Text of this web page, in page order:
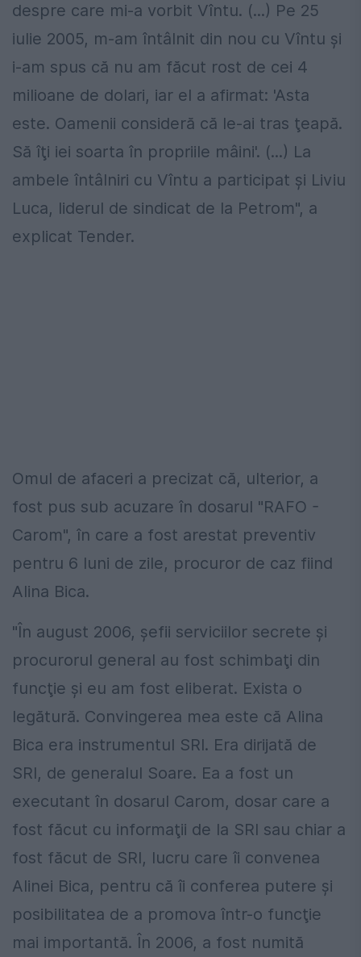
despre care mi-a vorbit Vîntu. (...) Pe 25
iulie 2005, m-am întâlnit din nou cu Vîntu şi
i-am spus că nu am făcut rost de cei 4
milioane de dolari, iar el a afirmat: 'Asta
este. Oamenii consideră că le-ai tras ţeapă.
Să îţi iei soarta în propriile mâini'. (...) La
ambele întâlniri cu Vîntu a participat şi Liviu
Luca, liderul de sindicat de la Petrom", a
explicat Tender.
Omul de afaceri a precizat că, ulterior, a
fost pus sub acuzare în dosarul "RAFO -
Carom", în care a fost arestat preventiv
pentru 6 luni de zile, procuror de caz fiind
Alina Bica.
"În august 2006, şefii serviciilor secrete şi
procurorul general au fost schimbaţi din
funcţie şi eu am fost eliberat. Exista o
legătură. Convingerea mea este că Alina
Bica era instrumentul SRI. Era dirijată de
SRI, de generalul Soare. Ea a fost un
executant în dosarul Carom, dosar care a
fost făcut cu informaţii de la SRI sau chiar a
fost făcut de SRI, lucru care îi convenea
Alinei Bica, pentru că îi conferea putere şi
posibilitatea de a promova într-o funcţie
mai importantă. În 2006, a fost numită